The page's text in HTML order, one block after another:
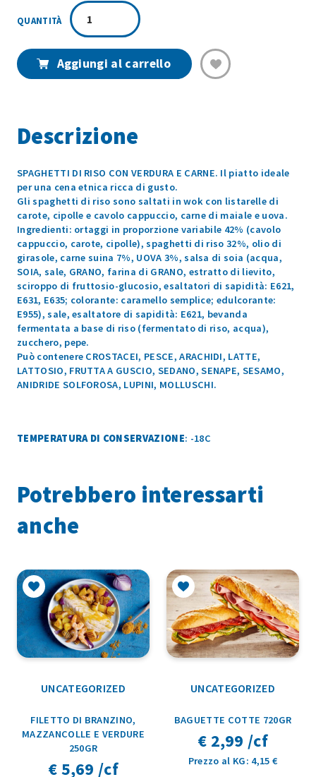
SPAGHETTI
DI
RISO
E
Aggiungi al carrello
Descrizione
SPAGHETTI DI RISO CON VERDURA E CARNE. Il piatto ideale
per una cena etnica ricca di gusto.
Gli spaghetti di riso sono saltati in wok con listarelle di
carote, cipolle e cavolo cappuccio, carne di maiale e uova.
Ingredienti: ortaggi in proporzione variabile 42% (cavolo
cappuccio, carote, cipolle), spaghetti di riso 32%, olio di
girasole, carne suina 7%, UOVA 3%, salsa di soia (acqua,
SOIA, sale, GRANO, farina di GRANO, estratto di lievito,
sciroppo di fruttosio-glucosio, esaltatori di sapidità: E621,
E631, E635; colorante: caramello semplice; edulcorante:
E955), sale, esaltatore di sapidità: E621, bevanda
fermentata a base di riso (fermentato di riso, acqua),
zucchero, pepe.
Può contenere CROSTACEI, PESCE, ARACHIDI, LATTE,
LATTOSIO, FRUTTA A GUSCIO, SEDANO, SENAPE, SESAMO,
ANIDRIDE SOLFOROSA, LUPINI, MOLLUSCHI.
TEMPERATURA DI CONSERVAZIONE: -18C
Potrebbero interessarti
anche
UNCATEGORIZED
FILETTO DI BRANZINO,
MAZZANCOLLE E VERDURE
250GR
€ 5,69 /cf
UNCATEGORIZED
BAGUETTE COTTE 720GR
€ 2,99 /cf
Prezzo al KG: 4,15 €